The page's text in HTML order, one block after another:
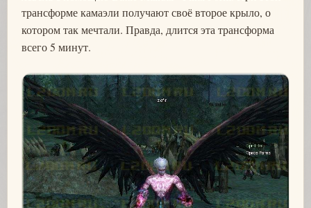
трансформе камаэли получают своё второе крыло, о
котором так мечтали. Правда, длится эта трансформа
всего 5 минут.